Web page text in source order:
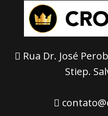
Rua Dr. José
Stiep.